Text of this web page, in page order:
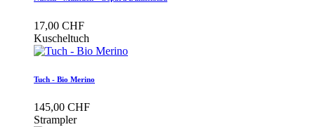
17,00 CHF
Kuscheltuch
Tuch - Bio Merino
145,00 CHF
Strampler